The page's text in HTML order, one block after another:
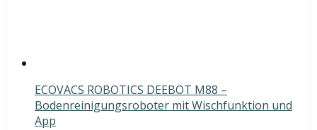
ECOVACS ROBOTICS DEEBOT M88 –
Bodenreinigungsroboter mit Wischfunktion und
App